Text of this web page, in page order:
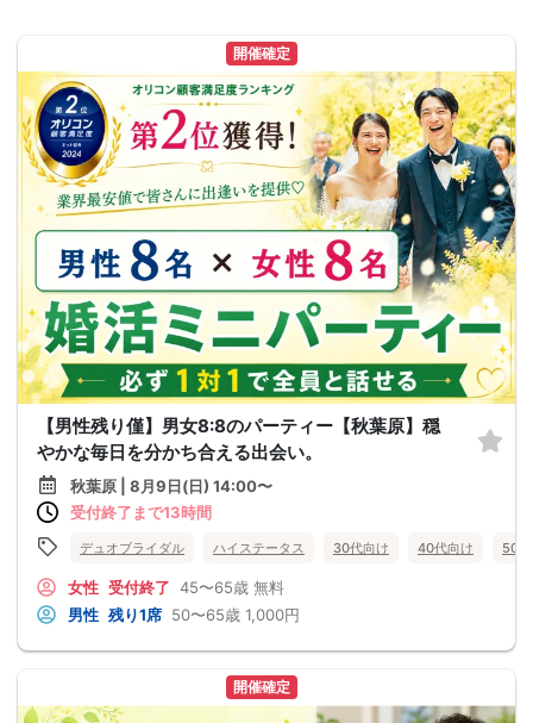
開催確定
【男性残り僅】男女8:8のパーティー【秋葉原】穏
やかな毎日を分かち合える出会い。
秋葉原 | 8月9日(日) 14:00〜
受付終了まで13時間
デュオブライダル ハイステータス 30代向け 40代向け 50
女性 受付終了 45〜65歳 無料
男性 残り1席 50〜65歳 1,000円
開催確定